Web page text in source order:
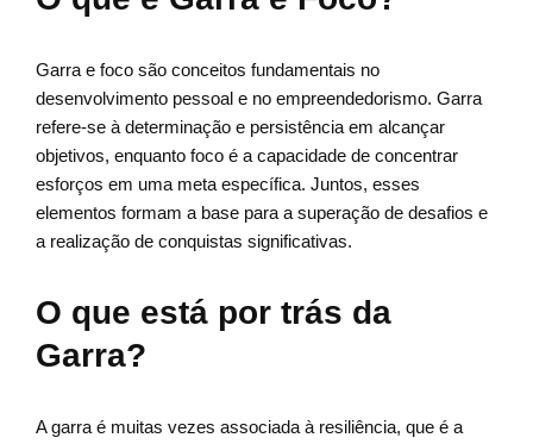
Garra e foco são conceitos fundamentais no
desenvolvimento pessoal e no empreendedorismo. Garra
refere-se à determinação e persistência em alcançar
objetivos, enquanto foco é a capacidade de concentrar
esforços em uma meta específica. Juntos, esses
elementos formam a base para a superação de desafios e
a realização de conquistas significativas.
O que está por trás da
Garra?
A garra é muitas vezes associada à resiliência, que é a